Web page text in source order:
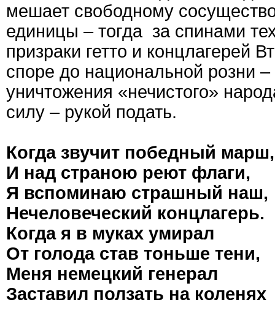
мешает свободному
единицы – тогда за спинами
призраки гетто и концлагерей
споре до национальной розни
уничтожения «нечистого»
силу – рукой подать.
Когда звучит победный марш,
И над страною реют флаги,
Я вспоминаю страшный наш,
Нечеловеческий концлагерь.
Когда я в муках умирал
От голода став тоньше тени,
Меня немецкий генерал
Заставил ползать на коленях